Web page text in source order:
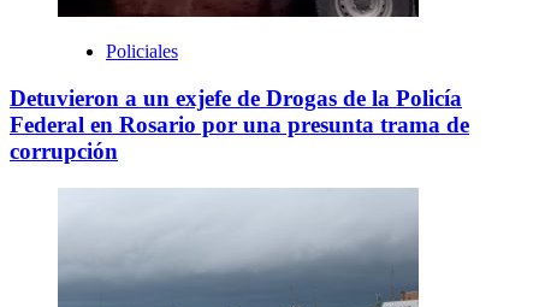
Policiales
Detuvieron a un exjefe de Drogas de la Policía
Federal en Rosario por una presunta trama de
corrupción